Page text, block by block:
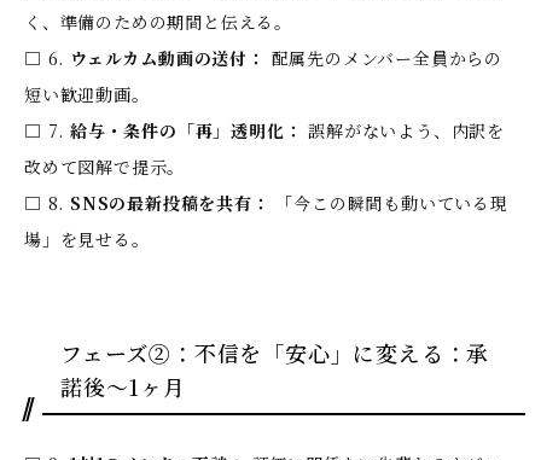
く、準備のための期間と伝える。
□ 6. ウェルカム動画の送付： 配属先のメンバー全員からの
短い歓迎動画。
□ 7. 給与・条件の「再」透明化： 誤解がないよう、内訳を
改めて図解で提示。
□ 8. SNSの最新投稿を共有：
「今この瞬間も動いている現
場」を見せる。
フェーズ②：不信を「安心」に変える：承
諾後〜1ヶ月